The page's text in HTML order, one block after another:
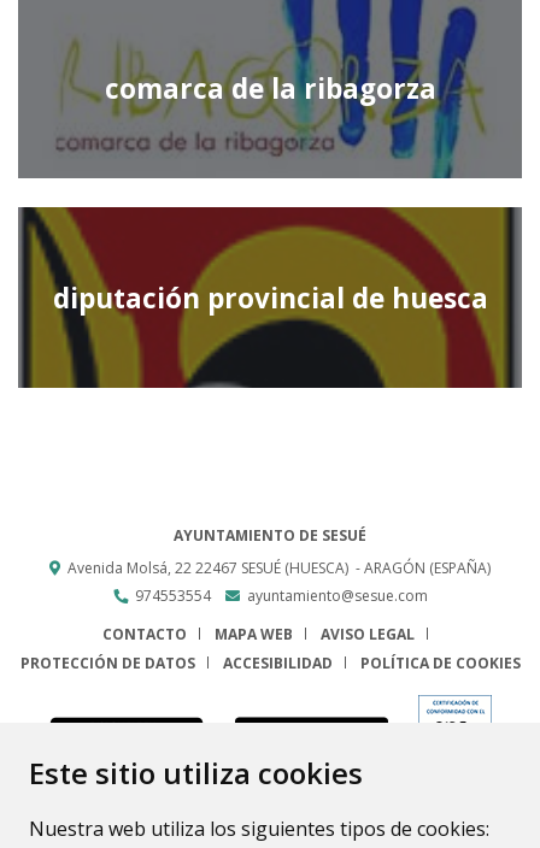
Este sitio utiliza cookies
Nuestra web utiliza los siguientes tipos de cookies:
comarca de la ribagorza
diputación provincial de huesca
AYUNTAMIENTO DE SESUÉ
Avenida Molsá, 2222467 SESUÉ (HUESCA) - ARAGÓN (ESPAÑA)
974553554
ayuntamiento@sesue.com
CONTACTO
MAPA WEB
AVISO LEGAL
PROTECCIÓN DE DATOS
ACCESIBILIDAD POLÍTICA DE COOKIES